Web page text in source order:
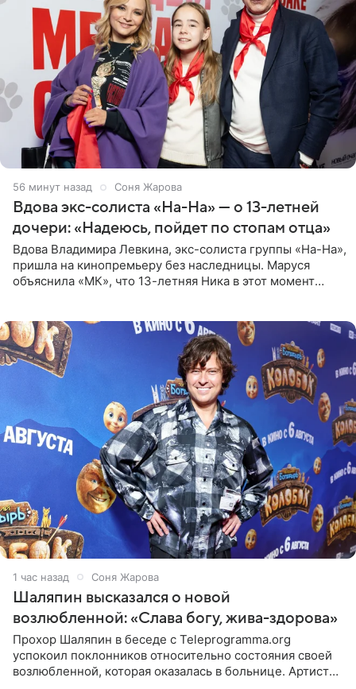
56 минут назад Соня Жарова
Вдова экс-солиста «На-На» — о 13-летней
дочери: «Надеюсь, пойдет по стопам отца»
Вдова Владимира Левкина, экс-солиста группы «На-На»,
пришла на кинопремьеру без наследницы. Маруся
объяснила «МК», что 13-летняя Ника в этот момент
1 час назад Соня Жарова
Шаляпин высказался о новой
возлюбленной: «Слава богу, жива-здорова»
Прохор Шаляпин в беседе с Teleprogramma.org
успокоил поклонников относительно состояния своей
возлюбленной, которая оказалась в больнице. Артист